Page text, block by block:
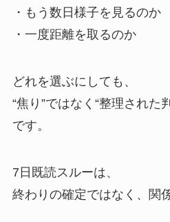
・もう数日様子を見るのか
・一度距離を取るのか
どれを選ぶにしても、
“焦り”ではなく“整理された
です。
7日既読スルーは、
終わりの確定ではなく、関